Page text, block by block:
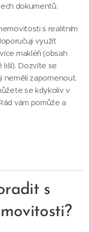
dokumentů.
s realitním
využít
makléři (obsah
liší). Dozvíte se
neměli zapomenout.
se kdykoliv v
vám pomůže a
s